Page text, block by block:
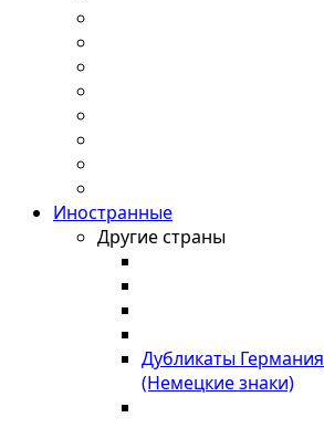
Иностранные
Другие страны
Дубликаты Германия
(Немецкие знаки)